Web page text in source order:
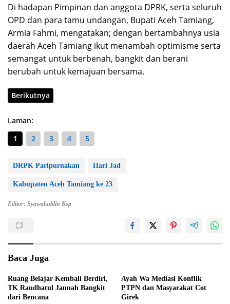
Di hadapan Pimpinan dan anggota DPRK, serta seluruh
OPD dan para tamu undangan, Bupati Aceh Tamiang,
Armia Fahmi, mengatakan; dengan bertambahnya usia
daerah Aceh Tamiang ikut menambah optimisme serta
semangat untuk berbenah, bangkit dan berani
berubah untuk kemajuan bersama.
Berikutnya
Laman:
1
2 3 4 5
DRPK Paripurnakan Hari Jad
Kabupaten Aceh Tamiang ke 23
Editor: Syawaluddin Ksp
Baca Juga
Ruang Belajar Kembali Berdiri,
TK Raudhatul Jannah Bangkit
dari Bencana
Ayah Wa Mediasi Konflik
PTPN dan Masyarakat Cot
Girek